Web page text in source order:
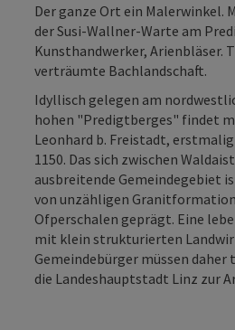
Der ganze Ort ein Malerwinkel.
der Susi-Wallner-Warte am
Kunsthandwerker, Arienbläser.
verträumte Bachlandschaft.
Idyllisch gelegen am
hohen "Predigtberges" findet
Leonhard b. Freistadt,
1150. Das sich zwischen
ausbreitende Gemeindegebiet
von unzähligen
Ofperschalen geprägt. Eine
mit klein strukturierten
Gemeindebürger müssen
die Landeshauptstadt Linz zur